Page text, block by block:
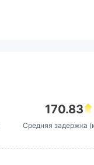
170.83
Средняя задержка